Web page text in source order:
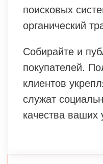
поисковых
органический
Собирайте и
покупателей.
клиентов
служат
качества ваших